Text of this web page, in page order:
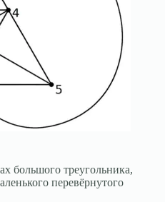
большого треугольника,
перевёрнутого